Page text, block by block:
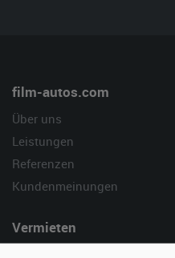
film-autos.com
Über uns
Leistungen
Referenzen
Kundenmeinungen
Vermieten